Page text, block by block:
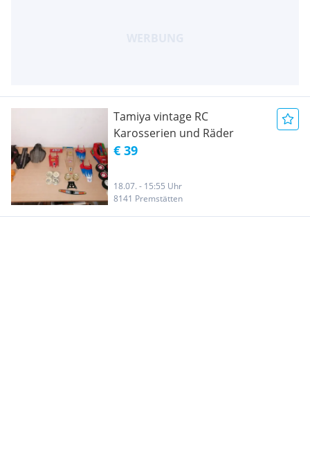
Tamiya vintage RC
Karosserien und Räder
€ 39
18.07. - 15:55 Uhr
8141 Premstätten